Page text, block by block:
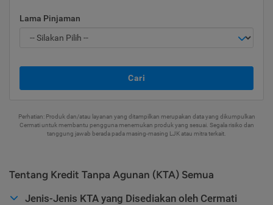
Lama Pinjaman
Cari
Perhatian: Produk dan/atau layanan yang ditampilkan merupakan data yang dikumpulkan
Cermati untuk membantu pengguna menemukan produk yang sesuai. Segala risiko dan
tanggung jawab berada pada masing-masing LJK atau mitra terkait.
Tentang Kredit Tanpa Agunan (KTA) Semua
Jenis-Jenis KTA yang Disediakan oleh Cermati